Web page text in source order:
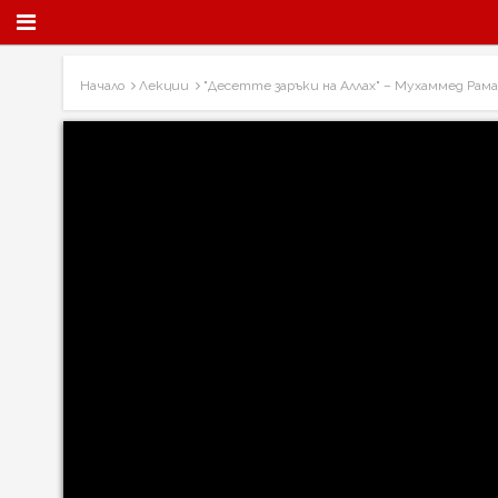
Начало Лекции "Десетте заръки на Аллах" – Мухаммед